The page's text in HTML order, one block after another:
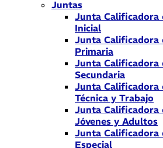
Juntas
Junta Calificadora
Inicial
Junta Calificadora
Primaria
Junta Calificadora
Secundaria
Junta Calificadora
Técnica y Trabajo
Junta Calificadora
Jóvenes y Adultos
Junta Calificadora
Especial